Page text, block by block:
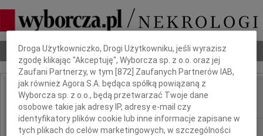
Nekrologi Odeszli Poradnik pogrzebowy
IMIĘ I NAZWISKO: Barbara Grabowska
REGION: Bydgoszcz
Dbamy o Twoją prywatność
Droga Użytkowniczko, Drogi Użytkowniku, jeśli wyrazisz
zgodę klikając "Akceptuję", Wyborcza sp. z o.o. oraz jej
Zaufani Partnerzy, w tym [872 ] Zaufanych Partnerów IAB,
jak również Agora S.A. będąca spółką powiązaną z
Wyborcza sp. z o.o., będą przetwarzać Twoje dane
osobowe takie jak adresy IP, adresy e-mail czy
identyfikatory plików cookie lub inne informacje zapisane w
tych plikach do celów marketingowych, w szczególności